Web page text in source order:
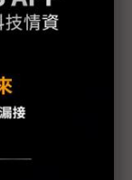
分難捨的是